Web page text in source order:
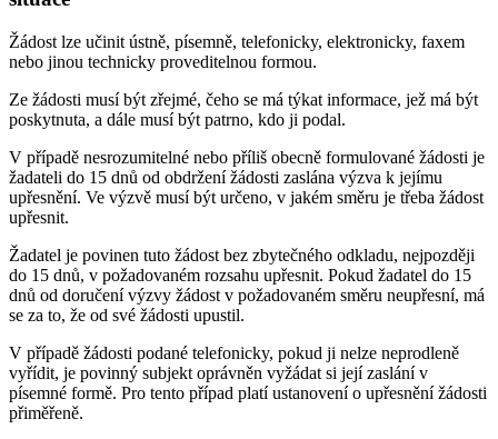
Žádost lze učinit ústně, písemně, telefonicky, elektronicky, faxem
nebo jinou technicky proveditelnou formou.
Ze žádosti musí být zřejmé, čeho se má týkat informace, jež má být
poskytnuta, a dále musí být patrno, kdo ji podal.
V případě nesrozumitelné nebo příliš obecně formulované žádosti je
žadateli do 15 dnů od obdržení žádosti zaslána výzva k jejímu
upřesnění. Ve výzvě musí být určeno, v jakém směru je třeba žádost
upřesnit.
Žadatel je povinen tuto žádost bez zbytečného odkladu, nejpozději
do 15 dnů, v požadovaném rozsahu upřesnit. Pokud žadatel do 15
dnů od doručení výzvy žádost v požadovaném směru neupřesní, má
se za to, že od své žádosti upustil.
V případě žádosti podané telefonicky, pokud ji nelze neprodleně
vyřídit, je povinný subjekt oprávněn vyžádat si její zaslání v
písemné formě. Pro tento případ platí ustanovení o upřesnění žádosti
přiměřeně.